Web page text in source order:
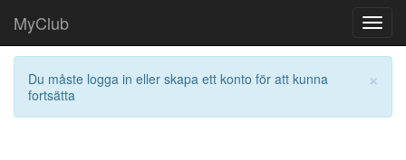
MyClub
×
Du måste logga in eller skapa ett konto för att kunna
fortsätta